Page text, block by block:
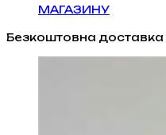
МАГАЗИНУ
Безкоштовна доставка